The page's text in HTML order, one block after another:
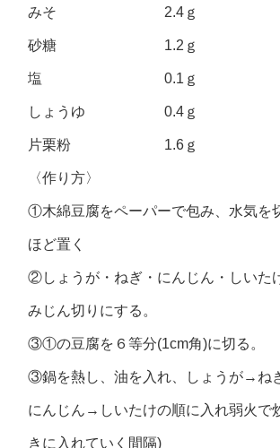
みそ 2.4ｇ
砂糖 1.2ｇ
塩 0.1ｇ
しょうゆ 0.4ｇ
片栗粉 1.6ｇ
〈作り方〉
①木綿豆腐をペーパーで包み、水気を
ほど置く
②しょうが・ねぎ・にんじん・しいた
みじん切りにする。
③①の豆腐を６等分(1cm角)に切る。
③鍋を熱し、油を入れ、しょうが→
にんじん→しいたけの順に入れ弱火で
きに入れていく間隔)